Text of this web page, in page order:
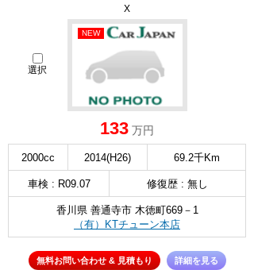
X
選択
NEW
133 万円
2000cc 2014(H26) 69.2千Km
車検 : R09.07 修復歴 : 無し
香川県 善通寺市 木徳町669－1
（有）KTチューン本店
無料お問い合わせ & 見積もり 詳細を見る